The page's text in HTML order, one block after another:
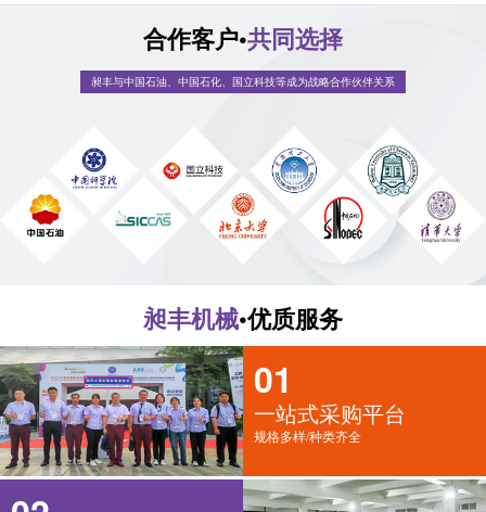
合作客户•共同选择
昶丰与中国石油、中国石化、国立科技等成为战略合作伙伴关系
昶丰机械•优质服务
01
一站式采购平台
规格多样/种类齐全